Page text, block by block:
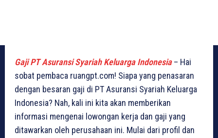
Gaji PT Asuransi Syariah Keluarga Indonesia– Hai
sobat pembaca ruangpt.com! Siapa yang penasaran
dengan besaran gaji di PT Asuransi Syariah Keluarga
Indonesia? Nah, kali ini kita akan memberikan
informasi mengenai lowongan kerja dan gaji yang
ditawarkan oleh perusahaan ini. Mulai dari profil dan